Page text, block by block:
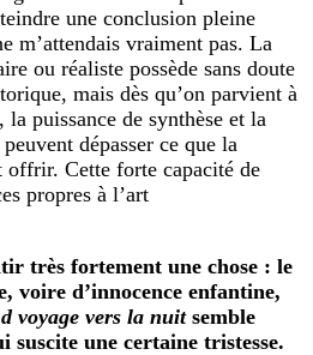
une conclusion pleine
m’attendais vraiment pas. La
ou réaliste possède sans doute
mais dès qu’on parvient à
puissance de synthèse et la
dépasser ce que la
Cette forte capacité de
propres à l’art
très fortement une chose : le
voire d’innocence enfantine,
voyage vers la nuitsemble
suscite une certaine tristesse.